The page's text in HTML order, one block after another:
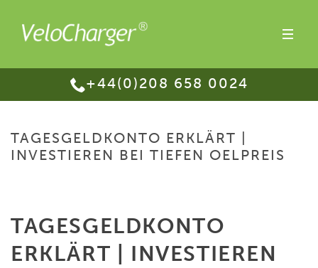
+44(0)208 658 0024
TAGESGELDKONTO ERKLÄRT |
INVESTIEREN BEI TIEFEN OELPREIS
TAGESGELDKONTO
ERKLÄRT | INVESTIEREN